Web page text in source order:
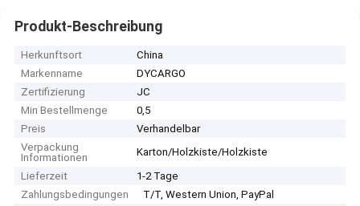
Produkt-Beschreibung
Herkunftsort
China
Markenname
DYCARGO
Zertifizierung
JC
Min Bestellmenge
0,5
Preis
Verhandelbar
Verpackung
Informationen
Karton/Holzkiste/Holzkiste
Lieferzeit
1-2 Tage
Zahlungsbedingungen
T/T, Western Union, PayPal